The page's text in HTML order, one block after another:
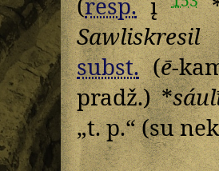
Sawliskresil
subst.(ē-
pradž.) *
„t. p.“ (su